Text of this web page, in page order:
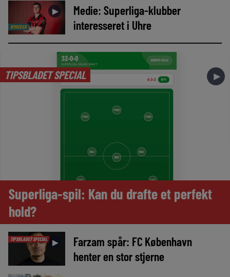
NYHEDER
►
Medie: Superliga-klubber
interesseret i Uhre
TIPSBLADET SPECIAL ►
Superliga-spil: Kan du drafte et perfekt
hold?
TIPSBLADET SPECIAL ►
Farzam spår: FC København
henter en stor stjerne